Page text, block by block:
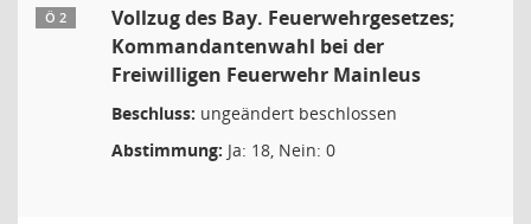
Ö 2
Vollzug des Bay. Feuerwehrgesetzes;
Kommandantenwahl bei der
Freiwilligen Feuerwehr Mainleus
Beschluss: ungeändert beschlossen
Abstimmung: Ja: 18, Nein: 0